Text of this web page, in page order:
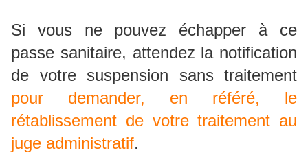
Si vous ne pouvez échapper à ce
passe sanitaire, attendez la notification
de votre suspension sans traitement
pour demander, en référé, le
rétablissement de votre traitement au
juge administratif.